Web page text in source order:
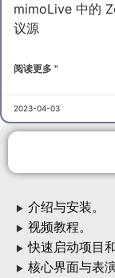
▶ 介绍与安装。
▶ 视频教程。
▶ 快速启动项目
▶ 核心界面与表
mimoLive 中的
议源
阅读更多 "
2023-04-03